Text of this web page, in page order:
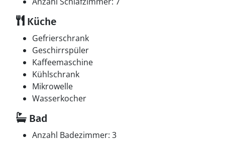
Küche
Gefrierschrank
Geschirrspüler
Kaffeemaschine
Kühlschrank
Mikrowelle
Wasserkocher
Bad
Anzahl Badezimmer: 3